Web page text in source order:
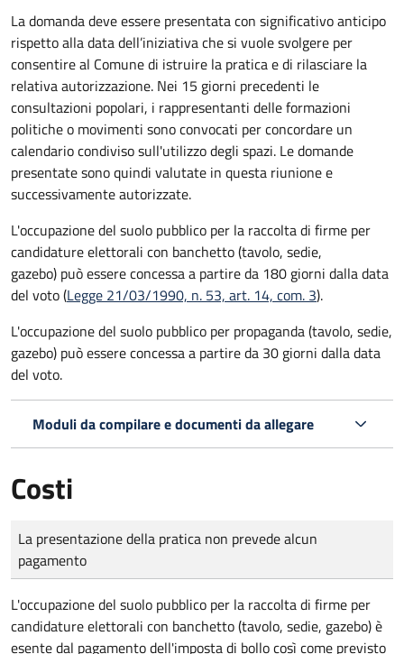
La domanda deve essere presentata con significativo anticipo
rispetto alla data dell’iniziativa che si vuole svolgere per
consentire al Comune di istruire la pratica e di rilasciare la
relativa autorizzazione. Nei 15 giorni precedenti le
consultazioni popolari, i rappresentanti delle formazioni
politiche o movimenti sono convocati per concordare un
calendario condiviso sull'utilizzo degli spazi. Le domande
presentate sono quindi valutate in questa riunione e
successivamente autorizzate.
L'occupazione del suolo pubblico per la raccolta di firme per
candidature elettorali con banchetto (tavolo, sedie,
gazebo) può essere concessa a partire da 180 giorni dalla data
del voto (Legge 21/03/1990, n. 53, art. 14, com. 3).
L'occupazione del suolo pubblico per propaganda (tavolo, sedie,
gazebo) può essere concessa a partire da 30 giorni dalla data
del voto.
Moduli da compilare e documenti da allegare
Costi
Tipo di pagamento
Importo
La presentazione della pratica non prevede alcun
pagamento
L'occupazione del suolo pubblico per la raccolta di firme per
candidature elettorali con banchetto (tavolo, sedie, gazebo) è
esente dal pagamento dell'imposta di bollo così come previsto